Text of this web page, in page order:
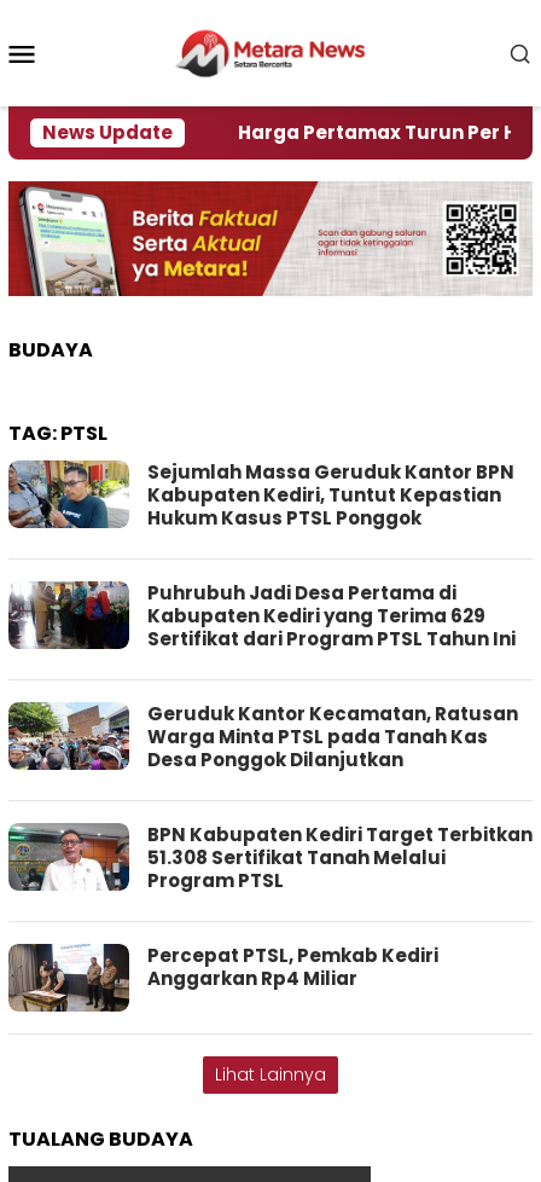
konten
News Update
Krisi Air Harga Pertamax Turun Per Hari Ini,
BUDAYA
TAG:PTSL
Sejumlah Massa Geruduk Kantor BPN
Kabupaten Kediri, Tuntut Kepastian
Hukum Kasus PTSL Ponggok
Puhrubuh Jadi Desa Pertama di
Kabupaten Kediri yang Terima 629
Sertifikat dari Program PTSL Tahun Ini
Geruduk Kantor Kecamatan, Ratusan
Warga Minta PTSL pada Tanah Kas
Desa Ponggok Dilanjutkan
BPN Kabupaten Kediri Target Terbitkan
51.308 Sertifikat Tanah Melalui
Program PTSL
Percepat PTSL, Pemkab Kediri
Anggarkan Rp4 Miliar
Lihat Lainnya
TUALANG BUDAYA